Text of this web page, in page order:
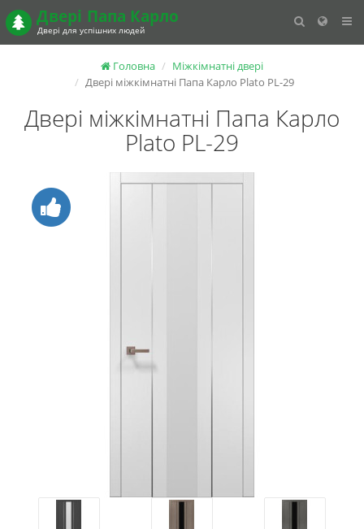
Двері Папа Карло
Двері для успішних людей
Головна
Міжкімнатні двері
Двері міжкімнатні Папа Карло Plato PL-29
Двері міжкімнатні Папа Карло
Plato PL-29